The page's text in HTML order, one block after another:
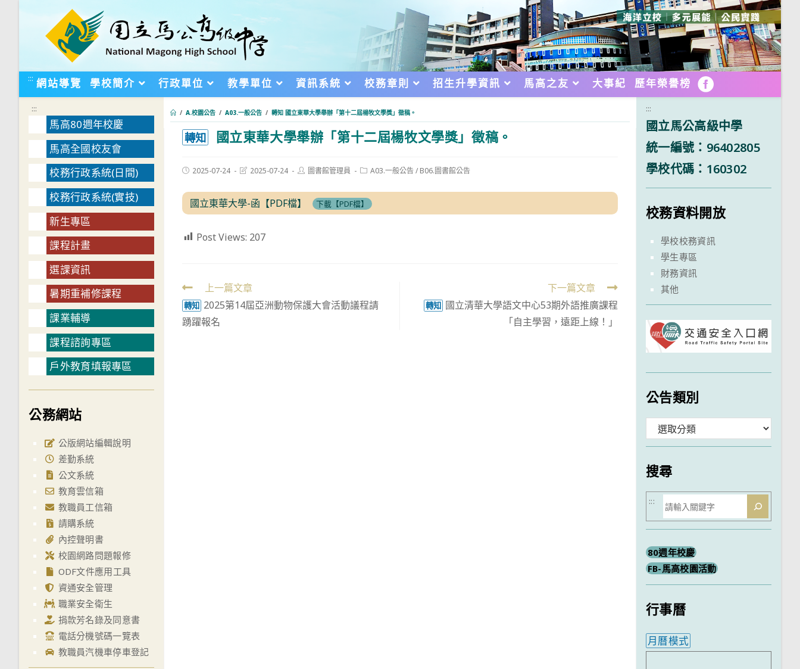
::: 網站導覽 學校簡介 行政單位 教學單位 資訊系統 校務章則 招生升學資訊 馬高之友 大事紀 歷年榮譽榜 FB
/ A.校園公告 / A03.一般公告 / 轉知 國立東華大學舉辦「第十二屆楊牧文學獎」徵稿。
轉知 國立東華大學舉辦「第十二屆楊牧文學獎」徵稿。
Post2025-07-24
Post2025-07-24
Post圖書館管理員
PostA03.一般公告/ B06.圖書館公告
國立東華大學-函【PDF檔】 下載【PDF檔】
Post Views: 207
Read
more
articles
上一篇文章
轉知 2025第14屆亞洲動物保護大會活動議程請
踴躍報名
下一篇文章
轉知 國立清華大學語文中心53期外語推廣課程
「自主學習，遠距上線！」
:::
馬高80週年校慶
馬高全國校友會
校務行政系統(日間)
校務行政系統(實技)
新生專區
課程計畫
選課資訊
暑期重補修課程
課業輔導
課程諮詢專區
戶外教育填報專區
公務網站
公版網站編輯說明
差勤系統
公文系統
教育雲信箱
教職員工信箱
請購系統
內控聲明書
校園網路問題報修
ODF文件應用工具
資通安全管理
職業安全衛生
捐款芳名錄及同意書
電話分機號碼一覽表
教職員汽機車停車登記
:::
國立馬公高級中學
統一編號：96402805
學校代碼：160302
校務資料開放
學校校務資訊
學生專區
財務資訊
其他
公告類別
類
搜尋
搜
尋
:::
80週年校慶
FB-馬高校園活動
行事曆
月曆模式